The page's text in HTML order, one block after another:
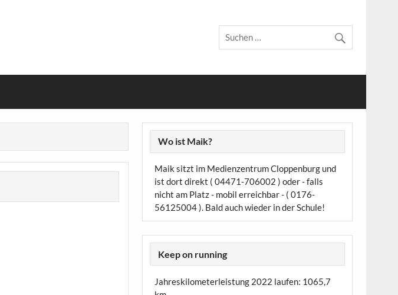
Wo ist Maik?
Maik sitzt im Medienzentrum Cloppenburg und
ist dort direkt ( 04471-706002 ) oder - falls
nicht am Platz - mobil erreichbar - ( 0176-
56125004 ). Bald auch wieder in der Schule!
Keep on running
Jahreskilometerleistung 2022 laufen: 1065,7